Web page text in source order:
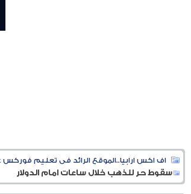
اف اكس ارابيا..الموقع الرائد فى تعليم فوركس Forex
سقوط حر للذهب خلال ساعات امام الدولار